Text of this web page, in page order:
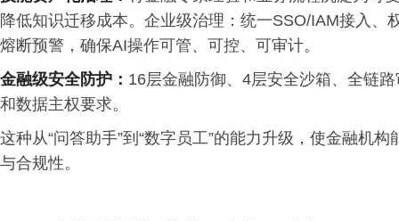
降低知识迁移成本。企业级治理：统一SSO/IAM接入
熔断预警，确保AI操作可管、可控、可审计。
金融级安全防护： 16层金融防御、4层安全沙箱、全链
和数据主权要求。
这种从“问答助手”到“数字员工”的能力升级，使金融机
与合规性。